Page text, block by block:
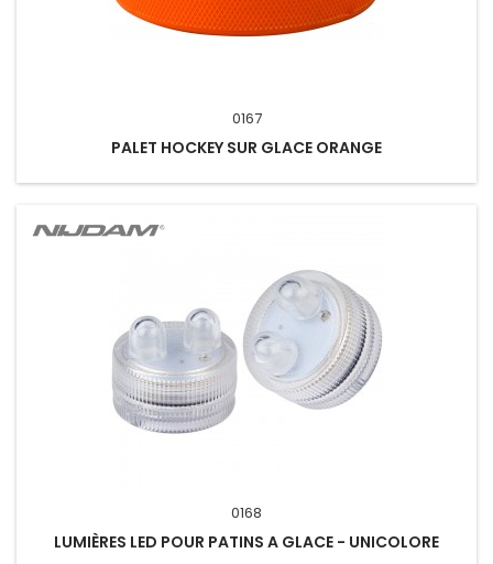
0167
PALET HOCKEY SUR GLACE ORANGE
0168
LUMIÈRES LED POUR PATINS A GLACE - UNICOLORE